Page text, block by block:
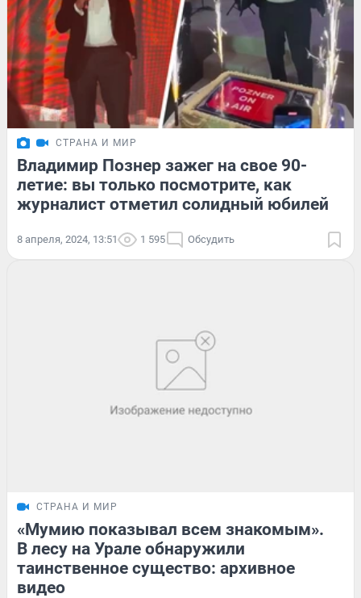
СТРАНА И МИР
Владимир Познер зажег на свое 90-
летие: вы только посмотрите, как
журналист отметил солидный юбилей
8 апреля, 2024, 13:51 1 595 Обсудить
СТРАНА И МИР
«Мумию показывал всем знакомым».
В лесу на Урале обнаружили
таинственное существо: архивное
видео